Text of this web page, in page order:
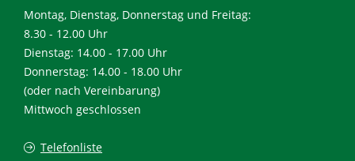
Montag, Dienstag, Donnerstag und Freitag:
8.30 - 12.00 Uhr
Dienstag: 14.00 - 17.00 Uhr
Donnerstag: 14.00 - 18.00 Uhr
(oder nach Vereinbarung)
Mittwoch geschlossen
Telefonliste